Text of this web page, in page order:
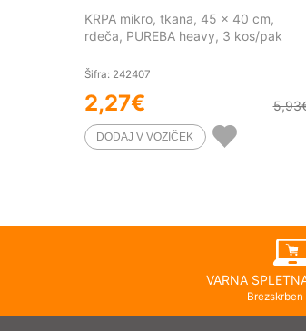
KRPA mikro, tkana, 45 x 40 cm,
rdeča, PUREBA heavy, 3 kos/pak
Šifra: 242407
2,27€ 5,93
VARNA